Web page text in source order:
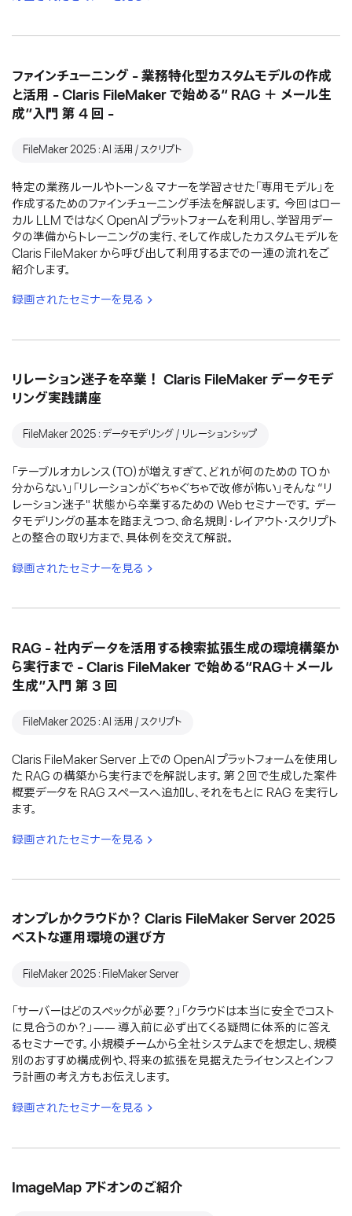
ファインチューニング - 業務特化型カスタムモデルの作成
と活用 - Claris FileMaker で始める“ RAG ＋ メール生
成”入門 第 4 回 -
FileMaker 2025：AI 活用 / スクリプト
特定の業務ルールやトーン＆マナーを学習させた「専用モデル」を
作成するためのファインチューニング手法を解説します。 今回はロー
カル LLM ではなく OpenAI プラットフォームを利用し、学習用デー
タの準備からトレーニングの実行、そして作成したカスタムモデルを
Claris FileMaker から呼び出して利用するまでの一連の流れをご
紹介します。
録画されたセミナーを見る
リレーション迷子を卒業！ Claris FileMaker データモデ
リング実践講座
FileMaker 2025：データモデリング / リレーションシップ
「テーブルオカレンス（TO）が増えすぎて、どれが何のための TO か
分からない」「リレーションがぐちゃぐちゃで改修が怖い」そんな “リ
レーション迷子" 状態から卒業するための Web セミナーです。 デー
タモデリングの基本を踏まえつつ、命名規則・レイアウト・スクリプト
との整合の取り方まで、具体例を交えて解説。
録画されたセミナーを見る
RAG - 社内データを活用する検索拡張生成の環境構築か
ら実行まで - Claris FileMaker で始める“RAG＋メール
生成”入門 第 3 回
FileMaker 2025：AI 活用 / スクリプト
Claris FileMaker Server 上での OpenAI プラットフォームを使用し
た RAG の構築から実行までを解説します。第 2 回で生成した案件
概要データを RAG スペースへ追加し、それをもとに RAG を実行し
ます。
録画されたセミナーを見る
オンプレかクラウドか？ Claris FileMaker Server 2025
ベストな運用環境の選び方
FileMaker 2025：FileMaker Server
「サーバーはどのスペックが必要？」「クラウドは本当に安全でコスト
に見合うのか？」―― 導入前に必ず出てくる疑問に体系的に答え
るセミナーです。小規模チームから全社システムまでを想定し、規模
別のおすすめ構成例や、将来の拡張を見据えたライセンスとインフ
ラ計画の考え方もお伝えします。
録画されたセミナーを見る
ImageMap アドオンのご紹介